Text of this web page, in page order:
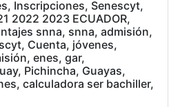
Inscripciones, Senescyt,
2022 2023 ECUADOR,
snna, snna, admisión,
Cuenta, jóvenes,
enes, gar,
Pichincha, Guayas,
calculadora ser bachiller,